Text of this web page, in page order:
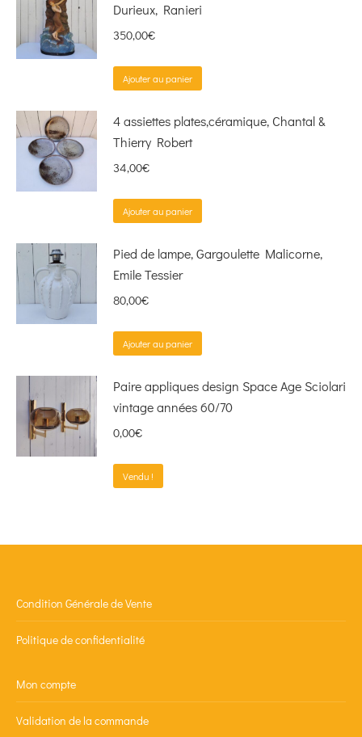
Durieux, Ranieri
350,00€
Ajouter au panier
4 assiettes plates,céramique, Chantal &
Thierry Robert
34,00€
Ajouter au panier
Pied de lampe, Gargoulette Malicorne,
Emile Tessier
80,00€
Ajouter au panier
Paire appliques design Space Age Sciolari
vintage années 60/70
0,00€
Vendu !
Condition Générale de Vente
Politique de confidentialité
Mon compte
Validation de la commande